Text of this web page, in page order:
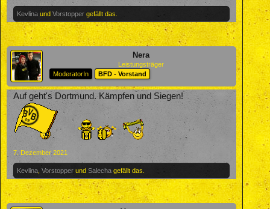
Kevlina und Vorstopper gefällt das.
Nera
Leistungsträger
ModeratorIn
BFD - Vorstand
Auf geht's Dortmund. Kämpfen und Siegen!
7. Dezember 2021
Kevlina Vorstopper und Salecha gefällt das.